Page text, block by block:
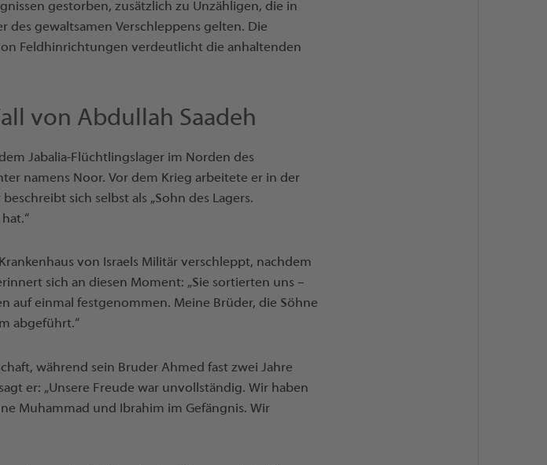
gestorben, zusätzlich zu Unzähligen, die in
gewaltsamen Verschleppens gelten. Die
Feldhinrichtungen verdeutlicht die anhaltenden
von Abdullah Saadeh
Jabalia-Flüchtlingslager im Norden des
namens Noor. Vor dem Krieg arbeitete er in der
sich selbst als „Sohn des Lagers.
von Israels Militär verschleppt, nachdem
sich an diesen Moment: „Sie sortierten uns –
auf einmal festgenommen. Meine Brüder, die Söhne
abgeführt.“
während sein Bruder Ahmed fast zwei Jahre
er: „Unsere Freude war unvollständig. Wir haben
Muhammad und Ibrahim im Gefängnis. Wir